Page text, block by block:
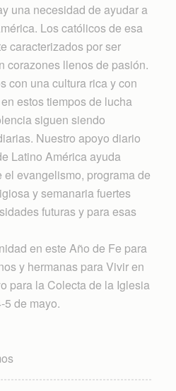
una necesidad de ayudar a
Los católicos de esa
caracterizados por ser
corazones llenos de pasión.
con una cultura rica y con
estos tiempos de lucha
siguen siendo
Nuestro apoyo diario
Latino América ayuda
evangelismo, programa de
y semanaria fuertes
futuras y para esas
en este Año de Fe para
y hermanas para Vivir en
para la Colecta de la Iglesia
5 de mayo.